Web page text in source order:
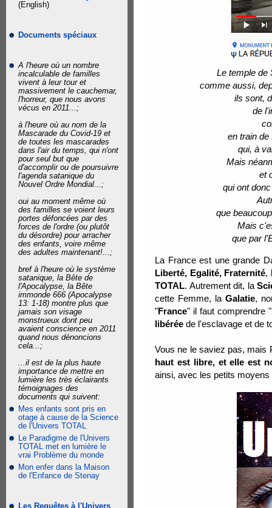
(English)
Documents spéciaux
A l'heure où un nombre
incalculable de familles
vivent à leur tour et
massivement le cauchemar,
l'horreur, que nous avons
vécus en 2011...;
à l'heure où au nom de la
Mascarade du Covid-19 et
de toutes les mascarades
dans l'air du temps, qui n'ont
pour seul but que
d'accomplir ou de poursuivre
l'agenda satanique du
Nouvel Ordre Mondial...;
oui au moment même où
des familles se voient leurs
portes défoncées par des
forces de l'ordre (ou plutôt
du désordre) pour arracher
des enfants, voire même
des adultes maintenant!...;
bref à l'heure où le système
satanique, la Bête de
l'Apocalypse, la Bête
immonde 666 (Apocalypse
13: 1-18) montre plus que
jamais son visage
monstrueux dont peu
avaient conscience en 2011
quand nous dénoncions
cela...;
...il est de la plus haute
importance de mettre en
lumière les très éclairants
témoignages des
documents qui suivent:
Mes enfants sont pris en
otage à cause de la Science
de l'Univers TOTAL
Le Paradigme de l'Univers
TOTAL met en lumière le
vrai Problème du monde
Mon enfer dans la Maison
de l'Enfance de Stenay
Les Requêtes à l'Univers
Le temple de
comme aussi,
ils sont,
de
en train
qui, à
Mais
et
qui ont
que
Mais
que par
La France est une grande
Liberté, Egalité, Fraternité,
TOTAL. Autrement dit, la
cette Femme, laGalatie,
"France" il faut comprendre "
libérée de l'esclavage et de
Vous ne le saviez pas, mais
haut est libre, et elle est
ainsi, avec les petits